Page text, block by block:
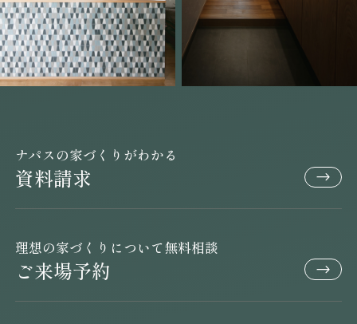
ナパスの家づくりがわかる
資料請求
理想の家づくりについて無料相談
ご来場予約